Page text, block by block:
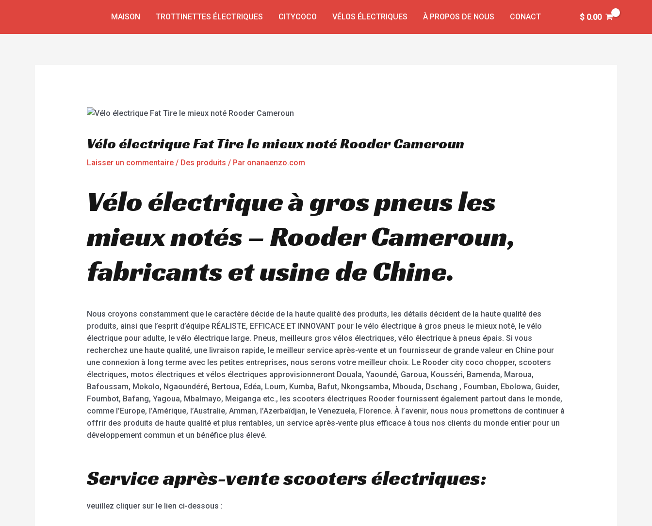
MAISON TROTTINETTES ÉLECTRIQUES CITYCOCO VÉLOS ÉLECTRIQUES À PROPOS DE NOUS CONACT $0.00
Vélo électrique Fat Tire le mieux noté Rooder Cameroun
Laisser un commentaire / Des produits / Par onanaenzo.com
Vélo électrique à gros pneus les
mieux notés – Rooder Cameroun,
fabricants et usine de Chine.
Nous croyons constamment que le caractère décide de la haute qualité des produits, les détails décident de la haute qualité des
produits, ainsi que l’esprit d’équipe RÉALISTE, EFFICACE ET INNOVANT pour le vélo électrique à gros pneus le mieux noté, le vélo
électrique pour adulte, le vélo électrique large. Pneus, meilleurs gros vélos électriques, vélo électrique à pneus épais. Si vous
recherchez une haute qualité, une livraison rapide, le meilleur service après-vente et un fournisseur de grande valeur en Chine pour
une connexion à long terme avec les petites entreprises, nous serons votre meilleur choix. Le Rooder city coco chopper, scooters
électriques, motos électriques et vélos électriques approvisionneront Douala, Yaoundé, Garoua, Kousséri, Bamenda, Maroua,
Bafoussam, Mokolo, Ngaoundéré, Bertoua, Edéa, Loum, Kumba, Bafut, Nkongsamba, Mbouda, Dschang , Foumban, Ebolowa, Guider,
Foumbot, Bafang, Yagoua, Mbalmayo, Meiganga etc., les scooters électriques Rooder fournissent également partout dans le monde,
comme l’Europe, l’Amérique, l’Australie, Amman, l’Azerbaïdjan, le Venezuela, Florence. À l’avenir, nous nous promettons de continuer à
offrir des produits de haute qualité et plus rentables, un service après-vente plus efficace à tous nos clients du monde entier pour un
développement commun et un bénéfice plus élevé.
Service après-vente scooters électriques:
veuillez cliquer sur le lien ci-dessous :